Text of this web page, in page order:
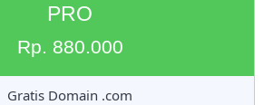
PRO
Rp. 880.000
Gratis Domain .com